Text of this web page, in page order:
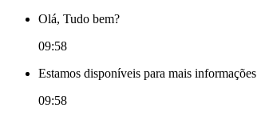
Olá, Tudo bem?
09:58
Estamos disponíveis para mais informações
09:58